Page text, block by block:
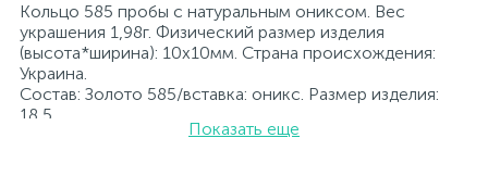
Кольцо 585 пробы с натуральным ониксом. Вес
украшения 1,98г. Физический размер изделия
(высота*ширина): 10х10мм. Страна происхождения:
Украина.
Состав: Золото 585/вставка: оникс. Размер изделия:
18,5
Показать еще